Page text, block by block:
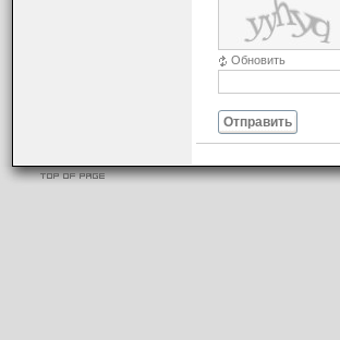
Обновить
Отправить